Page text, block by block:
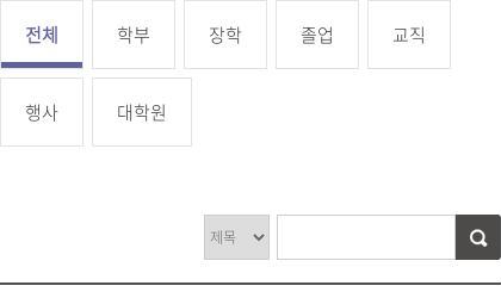
전체 학부 장학 졸업 교직
행사 대학원